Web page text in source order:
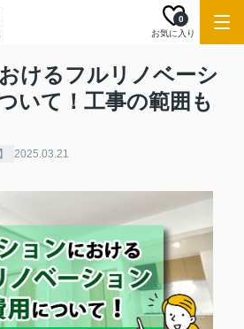
お気に入り
0
けるフルリノベーシ
いて！工事の範囲も
2025.03.21